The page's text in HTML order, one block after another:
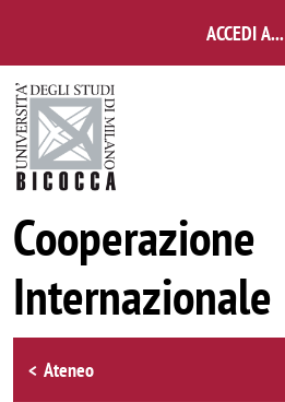
ACCEDI A...
Cooperazione
Internazionale
Browse the section
Ateneo